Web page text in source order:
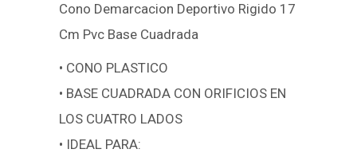
Cono Demarcacion Deportivo Rigido 17
Cm Pvc Base Cuadrada
• CONO PLASTICO
• BASE CUADRADA CON ORIFICIOS EN
LOS CUATRO LADOS
• IDEAL PARA: